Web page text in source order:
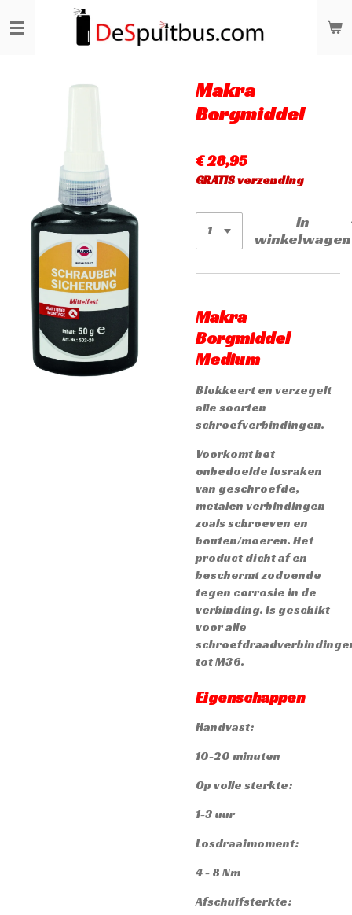
direct
hoofdinhoud
Makra
Borgmiddel
€ 28,95
GRATIS verzending
In
winkelwagen
Makra
Borgmiddel
Medium
Blokkeert en verzegelt
alle soorten
schroefverbindingen.
Voorkomt het
onbedoelde losraken
van geschroefde,
metalen verbindingen
zoals schroeven en
bouten/moeren. Het
product dicht af en
beschermt zodoende
tegen corrosie in de
verbinding. Is geschikt
voor alle
tot M36.
Eigenschappen
Handvast:
10-20 minuten
Op volle sterkte:
1-3 uur
Losdraaimoment:
4 - 8 Nm
Afschuifsterkte: